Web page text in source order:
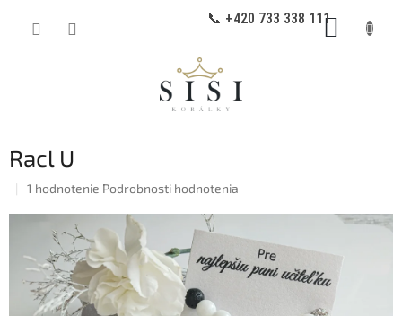
📞 +420 733 338 111
Racl U
Priemerné
produktu
5,0
z
5
hviezdičiek.
1 hodnotenie Podrobnosti hodnotenia